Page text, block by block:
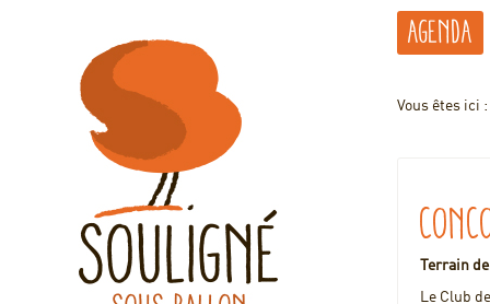
Agenda
Vous êtes ici :
Terrain
Le Club